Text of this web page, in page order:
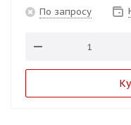
По запросу